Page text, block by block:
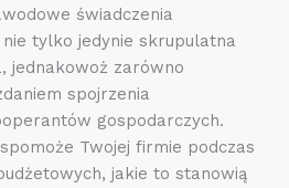
świadczenia
tylko jedynie skrupulatna
jednakowoż zarówno
spojrzenia
gospodarczych.
Twojej firmie podczas
jakie to stanowią